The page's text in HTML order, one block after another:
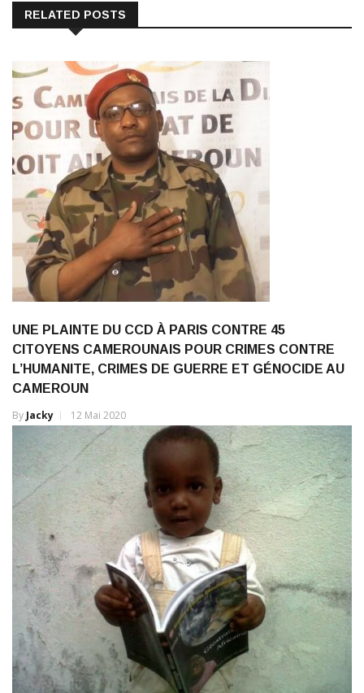
RELATED POSTS
UNE PLAINTE DU CCD À PARIS CONTRE 45
CITOYENS CAMEROUNAIS POUR CRIMES CONTRE
L’HUMANITE, CRIMES DE GUERRE ET GÉNOCIDE AU
CAMEROUN
By Jacky 12 Mai 2020